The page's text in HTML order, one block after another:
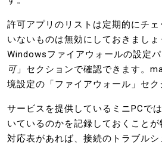
許可アプリのリストは定期的にチ
いないものは無効にしておきましょ
Windowsファイアウォールの設定
可」セクションで確認できます。
境設定の「ファイアウォール」セク
サービスを提供しているミニPCで
いているのかを記録しておくこと
対応表があれば、接続のトラブル